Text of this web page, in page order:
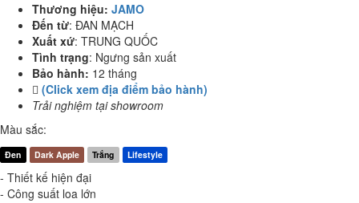
Thương hiệu: JAMO
Đến từ: ĐAN MẠCH
Xuất xứ: TRUNG QUỐC
Tình trạng: Ngưng sản xuất
Bảo hành: 12 tháng
(Click xem địa điểm bảo hành)
Trải nghiệm tại showroom
Màu sắc:
Đen Dark Apple Trắng Lifestyle
- Thiết kế hiện đại
- Công suất loa lớn